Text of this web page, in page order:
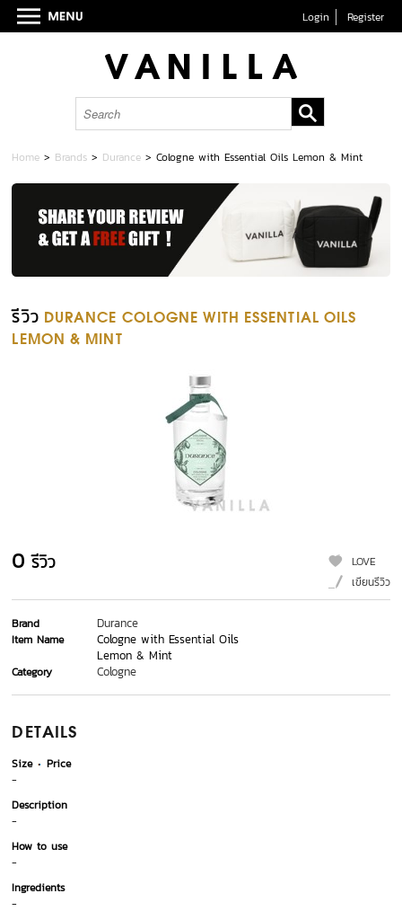
Login Register
Home > Brands > Durance >Cologne with Essential Oils Lemon & Mint
รีวิว DURANCE COLOGNE WITH ESSENTIAL OILS
LEMON & MINT
0 รีวิว
LOVE
เขียนรีวิว
Brand Durance
Item Name
Cologne with Essential Oils
Lemon & Mint
Category Cologne
DETAILS
Size
Price
-
Description
-
How to use
-
Ingredients
-